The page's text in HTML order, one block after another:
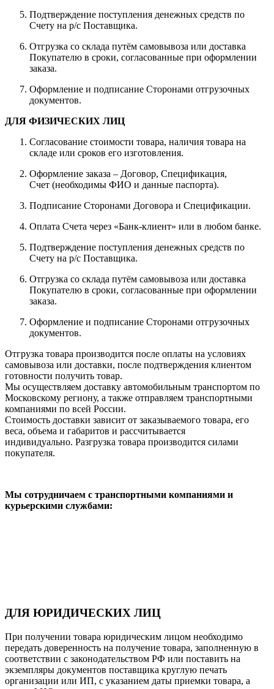
Подтверждение поступления денежных средств по
Счету на р/с Поставщика.
Отгрузка со склада путём самовывоза или доставка
Покупателю в сроки, согласованные при оформлении
заказа.
Оформление и подписание Сторонами отгрузочных
документов.
ДЛЯ ФИЗИЧЕСКИХ ЛИЦ
Согласование стоимости товара, наличия товара на
складе или сроков его изготовления.
Оформление заказа – Договор, Спецификация,
Счет (необходимы ФИО и данные паспорта).
Подписание Сторонами Договора и Спецификации.
Оплата Счета через «Банк-клиент» или в любом банке.
Подтверждение поступления денежных средств по
Счету на р/с Поставщика.
Отгрузка со склада путём самовывоза или доставка
Покупателю в сроки, согласованные при оформлении
заказа.
Оформление и подписание Сторонами отгрузочных
документов.
Отгрузка товара производится после оплаты на условиях
самовывоза или доставки, после подтверждения клиентом
готовности получить товар.
Мы осуществляем доставку автомобильным транспортом по
Московскому региону, а также отправляем транспортными
компаниями по всей России.
Стоимость доставки зависит от заказываемого товара, его
веса, объема и габаритов и рассчитывается
индивидуально. Разгрузка товара производится силами
покупателя.
Мы сотрудничаем с транспортными компаниями и
курьерскими службами:
ДЛЯ ЮРИДИЧЕСКИХ ЛИЦ
При получении товара юридическим лицом необходимо
передать доверенность на получение товара, заполненную в
соответствии с законодательством РФ или поставить на
экземпляры документов поставщика круглую печать
организации или ИП, с указанием даты приемки товара, а